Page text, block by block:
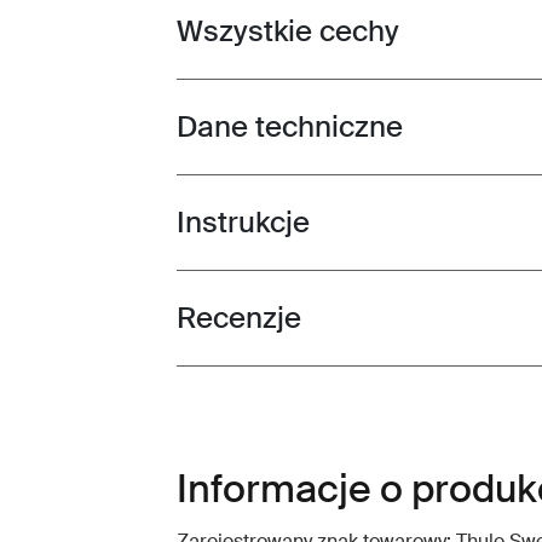
Toggle features
Wszystkie cechy
Toggle techspec
Dane techniczne
Toggle guides and instructions
Instrukcje
Toggle overview
Recenzje
Informacje o